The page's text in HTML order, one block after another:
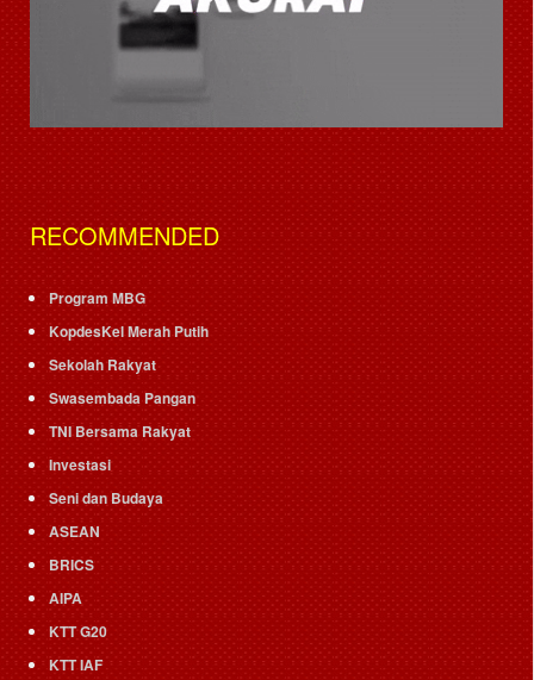
RECOMMENDED
Program MBG
KopdesKel Merah Putih
Sekolah Rakyat
Swasembada Pangan
TNI Bersama Rakyat
Investasi
Seni dan Budaya
ASEAN
BRICS
AIPA
KTT G20
KTT IAF